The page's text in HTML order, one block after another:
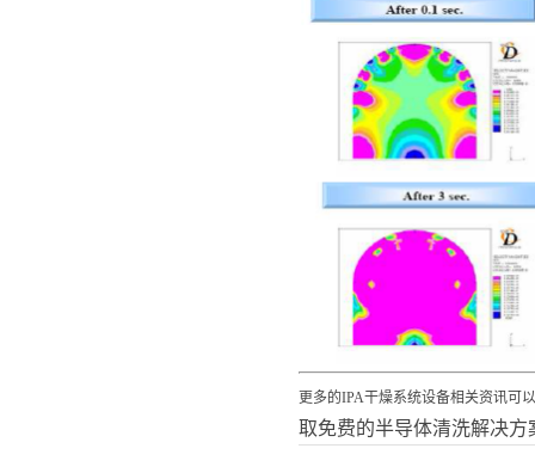
更多的IPA干燥系统设备相关资讯可
取免费的半导体清洗解决方